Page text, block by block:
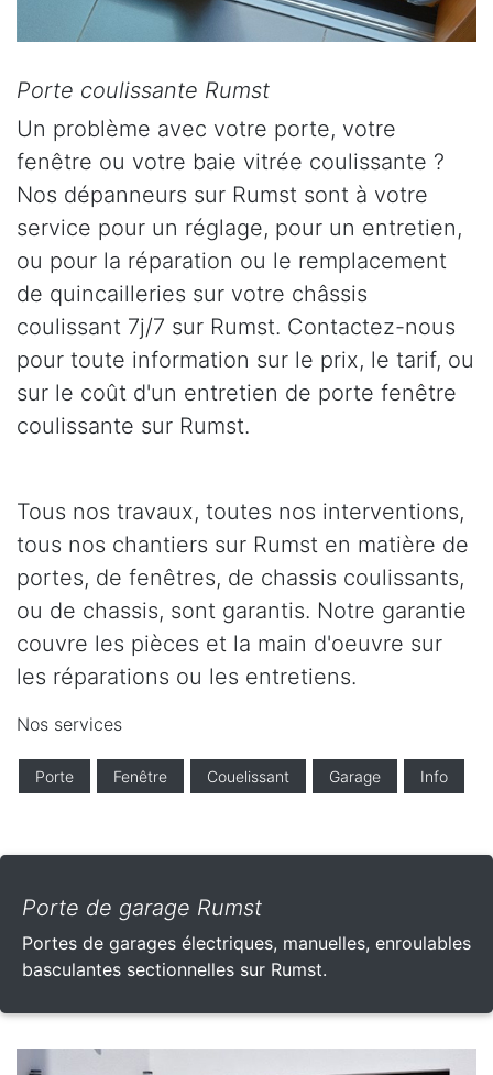
Porte coulissante Rumst
Un problème avec votre porte, votre
fenêtre ou votre baie vitrée coulissante ?
Nos dépanneurs sur Rumst sont à votre
service pour un réglage, pour un entretien,
ou pour la réparation ou le remplacement
de quincailleries sur votre châssis
coulissant 7j/7 sur Rumst. Contactez-nous
pour toute information sur le prix, le tarif, ou
sur le coût d'un entretien de porte fenêtre
coulissante sur Rumst.
Tous nos travaux, toutes nos interventions,
tous nos chantiers sur Rumst en matière de
portes, de fenêtres, de chassis coulissants,
ou de chassis, sont garantis. Notre garantie
couvre les pièces et la main d'oeuvre sur
les réparations ou les entretiens.
Nos services
Porte Fenêtre Couelissant Garage Info
Porte de garage Rumst
Portes de garages électriques, manuelles, enroulables
basculantes sectionnelles sur Rumst.